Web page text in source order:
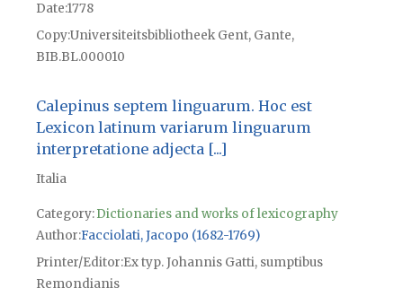
Date1778
CopyUniversiteitsbibliotheek Gent, Gante,
BIB.BL.000010
Calepinus septem linguarum. Hoc est
Lexicon latinum variarum linguarum
interpretatione adjecta [...]
Italia
Category:Dictionaries and works of lexicography
Author Facciolati, Jacopo (1682-1769)
Printer/Editor Ex typ. Johannis Gatti, sumptibus
Remondianis